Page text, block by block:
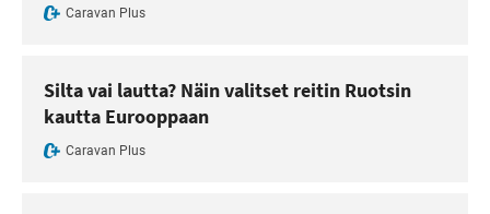
Caravan Plus
Silta vai lautta? Näin valitset reitin Ruotsin
kautta Eurooppaan
Caravan Plus